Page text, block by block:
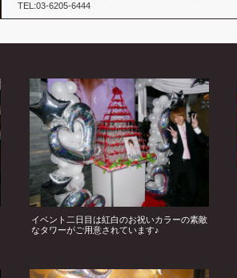
TEL:03-6205-6444
イベント二日目は紅白のお祝いカラーの素敵
なタワーがご用意されています♪